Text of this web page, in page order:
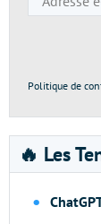
Politique de
🔥 Les